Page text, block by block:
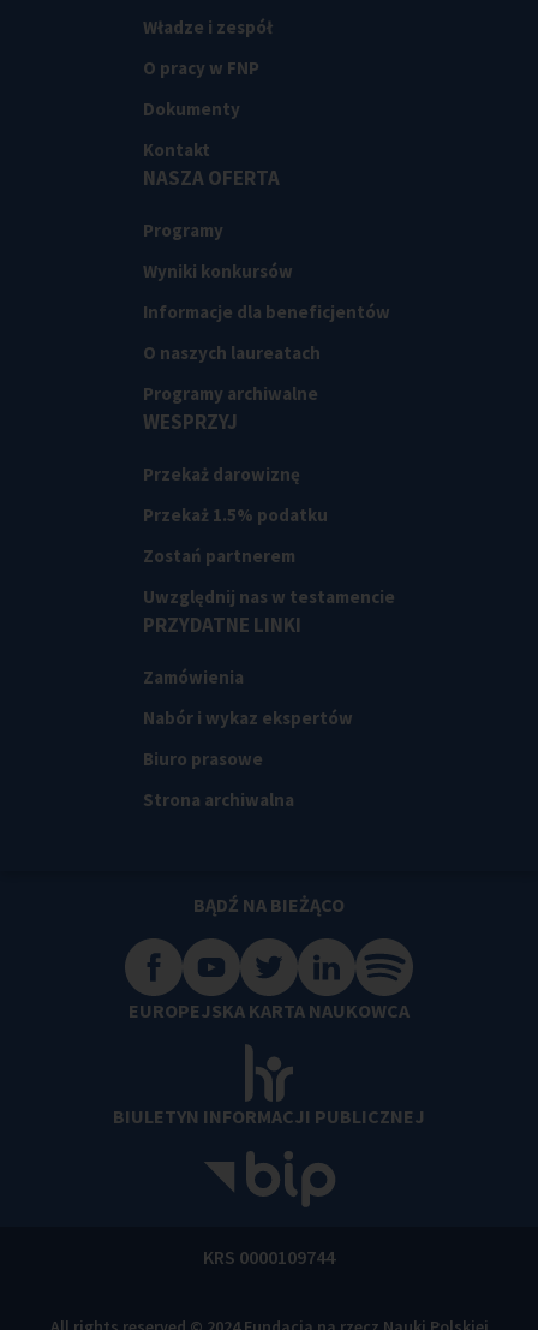
Władze i zespół
O pracy w FNP
Dokumenty
Kontakt
NASZA OFERTA
Programy
Wyniki konkursów
Informacje dla beneficjentów
O naszych laureatach
Programy archiwalne
WESPRZYJ
Przekaż darowiznę
Przekaż 1.5% podatku
Zostań partnerem
Uwzględnij nas w testamencie
PRZYDATNE LINKI
Zamówienia
Nabór i wykaz ekspertów
Biuro prasowe
Strona archiwalna
BĄDŹ NA BIEŻĄCO
EUROPEJSKA KARTA NAUKOWCA
BIULETYN INFORMACJI PUBLICZNEJ
KRS 0000109744